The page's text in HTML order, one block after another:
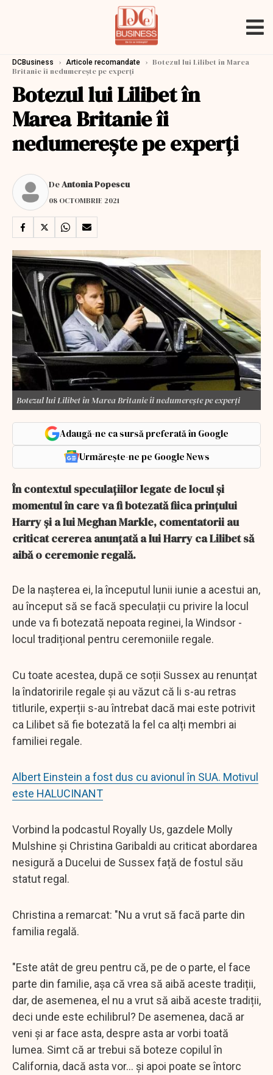
DCBusiness › Articole recomandate › Botezul lui Lilibet în Marea
Britanie îi nedumerește pe experți
Botezul lui Lilibet în
Marea Britanie îi
nedumerește pe experți
DeAntonia Popescu
08 OCTOMBRIE 2021
Botezul lui Lilibet în Marea Britanie îi nedumerește pe experți
Adaugă-ne ca sursă preferată în Google
Urmărește-ne pe Google News
În contextul speculațiilor legate de locul și
momentul în care va fi botezată fiica prințului
Harry și a lui Meghan Markle, comentatorii au
criticat cererea anunțată a lui Harry ca Lilibet să
aibă o ceremonie regală.
De la nașterea ei, la începutul lunii iunie a acestui an,
au început să se facă speculații cu privire la locul
unde va fi botezată nepoata reginei, la Windsor -
locul tradițional pentru ceremoniile regale.
Cu toate acestea, după ce soții Sussex au renunțat
la îndatoririle regale și au văzut că li s-au retras
titlurile, experții s-au întrebat dacă mai este potrivit
ca Lilibet să fie botezată la fel ca alți membri ai
familiei regale.
Albert Einstein a fost dus cu avionul în SUA. Motivul
este HALUCINANT
Vorbind la podcastul Royally Us, gazdele Molly
Mulshine și Christina Garibaldi au criticat abordarea
nesigură a Ducelui de Sussex față de fostul său
statut regal.
Christina a remarcat: "Nu a vrut să facă parte din
familia regală.
"Este atât de greu pentru că, pe de o parte, el face
parte din familie, așa că vrea să aibă aceste tradiții,
dar, de asemenea, el nu a vrut să aibă aceste tradiții,
deci unde este echilibrul? De asemenea, dacă ar
veni și ar face asta, despre asta ar vorbi toată
lumea. Simt că ar trebui să boteze copilul în
California, dacă asta vor... și apoi poate se întorc